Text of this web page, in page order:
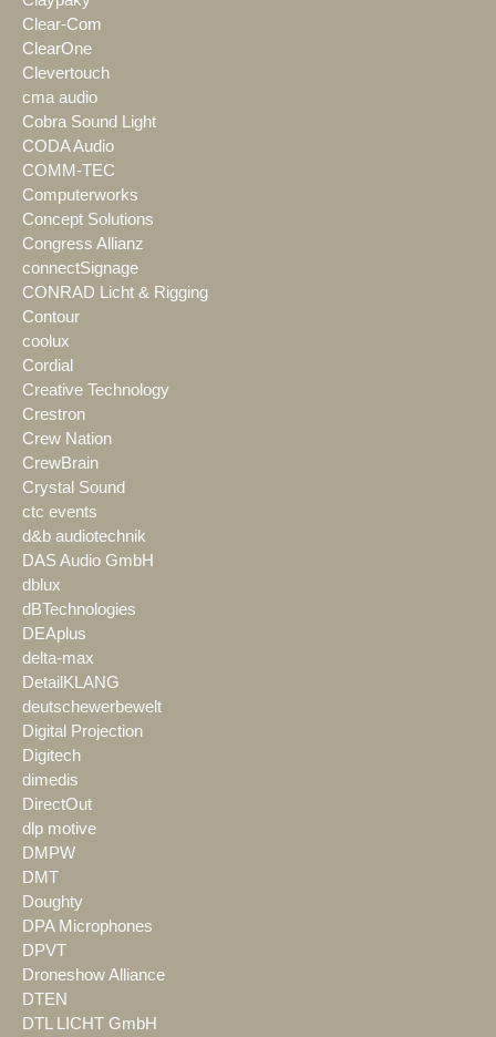
Clear-Com
ClearOne
Clevertouch
cma audio
Cobra Sound Light
CODA Audio
COMM-TEC
Computerworks
Concept Solutions
Congress Allianz
connectSignage
CONRAD Licht & Rigging
Contour
coolux
Cordial
Creative Technology
Crestron
Crew Nation
CrewBrain
Crystal Sound
ctc events
d&b audiotechnik
DAS Audio GmbH
dblux
dBTechnologies
DEAplus
delta-max
DetailKLANG
deutschewerbewelt
Digital Projection
Digitech
dimedis
DirectOut
dlp motive
DMPW
DMT
Doughty
DPA Microphones
DPVT
Droneshow Alliance
DTEN
DTL LICHT GmbH